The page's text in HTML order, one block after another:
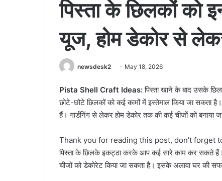
पिस्ता के छिलकों को
यूज, होम डेकोर से
newsdesk2 May 18, 2026
Pista Shell Craft Ideas:पिस्ता खाने के बाद उसके
छोटे-छोटे छिलकों को कई कामों में इस्तेमाल किया जा सकता
हैं। गार्डनिंग से लेकर होम डेकोर तक की कई चीजों को बनाया
Thank you for reading this post, don't forget
पिस्ता के छिलके इकट्ठा करके आप कई सारे काम कर सकते
चीजों को डेकोरेट किया जा सकता है। इसके अलावा घर की